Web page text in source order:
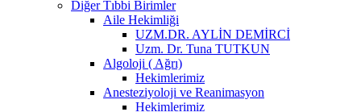
Diğer Tıbbi Birimler
Aile Hekimliği
UZM.DR. AYLİN DEMİRCİ
Uzm. Dr. Tuna TUTKUN
Algoloji ( Ağrı)
Hekimlerimiz
Anesteziyoloji ve Reanimasyon
Hekimlerimiz